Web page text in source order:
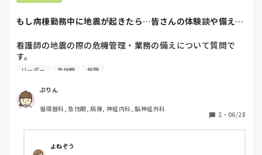
もし病棟勤務中に地震が起きたら…皆さんの体験談や備えを
看護師の地震の際の危機管理・業務の備えについて質問で
す。
現在急性期の病院で病棟看護師のして働いています。最近全
ど、「今大地震が発生したら…」と考えると、とても不安に
なります。マニュアルを見直したりはしていますが、もしそ
の時のメンバーの中で自分が一番最年長（リーダー）の立場
か…という恐怖があります。
リーダー 急性期 病院
ぷりん
循環器科, 急性期, 病棟, 神経内科, 脳神経外科
2 ・ 06/28
よねぞう